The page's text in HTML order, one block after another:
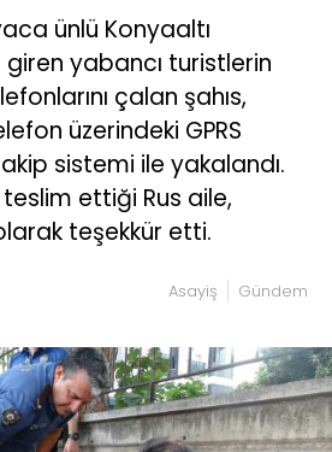
ünlü Konyaaltı
giren yabancı turistlerin
çalan şahıs,
üzerindeki GPRS
sistemi ile yakalandı.
teslim ettiği Rus aile,
teşekkür etti.
Asayiş Gündem